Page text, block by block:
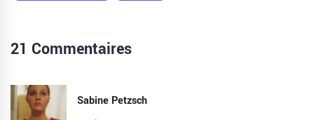
21 Commentaires
Sabine Petzsch